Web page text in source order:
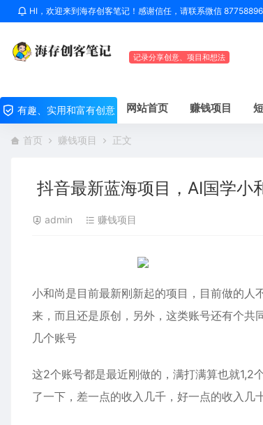
HI，欢迎来到海存创客笔记！感谢信任，请联系微信
记录分享创意、项目和想法
有趣、实用和富有创意 网站首页 赚钱项目
首页 赚钱项目 正文
抖音最新蓝海项目，AI国学小
admin 赚钱项目
小和尚是目前最新刚新起的项目，目前做的
来，而且还是原创，另外，这类账号还有个共
几个账号
这2个账号都是最近刚做的，满打满算也就1,2
了一下，差一点的收入几千，好一点的收入几